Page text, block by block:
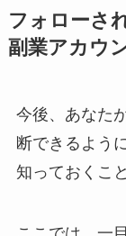
フォローさ
副業アカウ
今後、あなた
断できるよう
知っておくこ